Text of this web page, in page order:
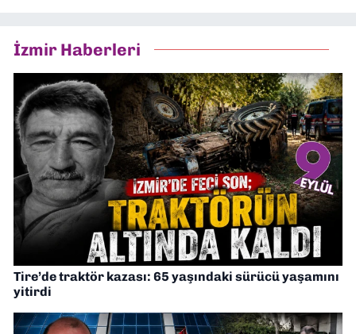
İzmir Haberleri
Tire’de traktör kazası: 65 yaşındaki sürücü yaşamını
yitirdi